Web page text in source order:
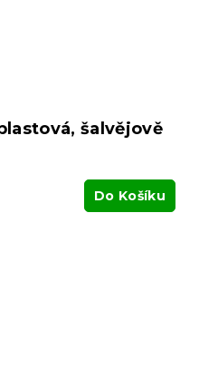
šalvějově
Do Košíku